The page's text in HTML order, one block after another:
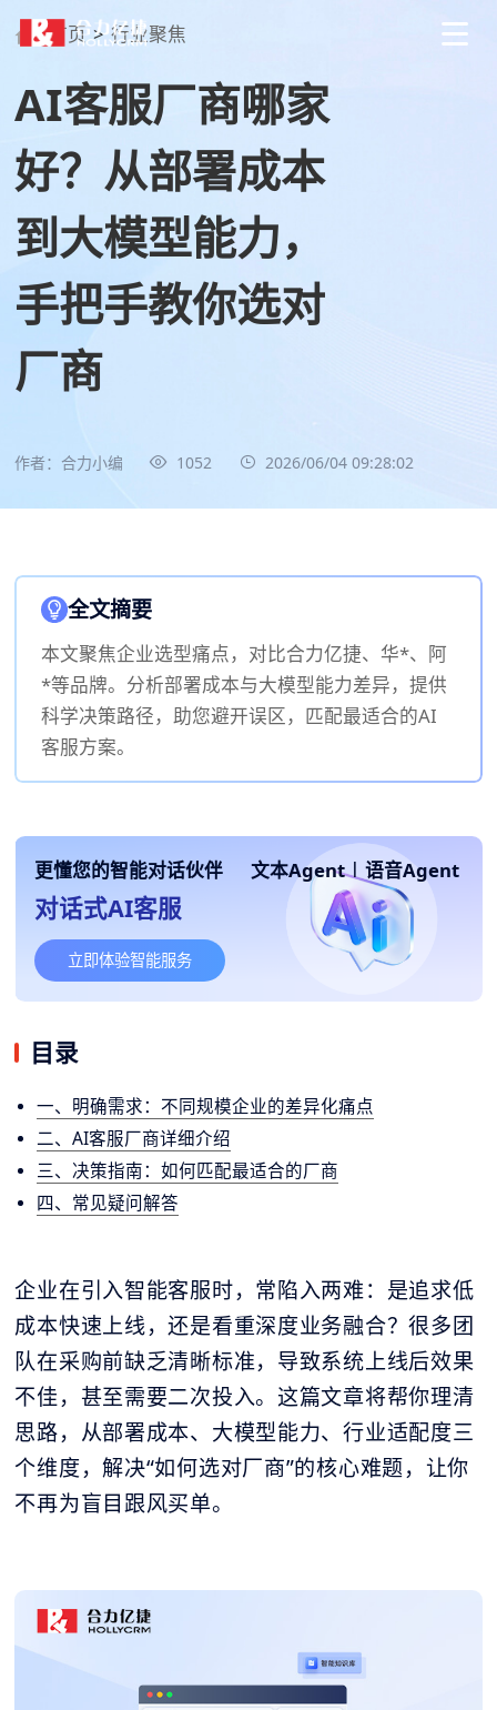
首页 > 行业聚焦
AI客服厂商哪家
好？从部署成本
到大模型能力，
手把手教你选对
厂商
作者：合力小编 1052 2026/06/04 09:28:02
全文摘要
本文聚焦企业选型痛点，对比合力亿捷、华*、阿
*等品牌。分析部署成本与大模型能力差异，提供
科学决策路径，助您避开误区，匹配最适合的AI
客服方案。
更懂您的智能对话伙伴 文本Agent | 语音Agent
对话式AI客服
立即体验智能服务
目录
一、明确需求：不同规模企业的差异化痛点
二、AI客服厂商详细介绍
三、决策指南：如何匹配最适合的厂商
四、常见疑问解答
企业在引入智能客服时，常陷入两难：是追求低
成本快速上线，还是看重深度业务融合？很多团
队在采购前缺乏清晰标准，导致系统上线后效果
不佳，甚至需要二次投入。这篇文章将帮你理清
思路，从部署成本、大模型能力、行业适配度三
个维度，解决“如何选对厂商”的核心难题，让你
不再为盲目跟风买单。